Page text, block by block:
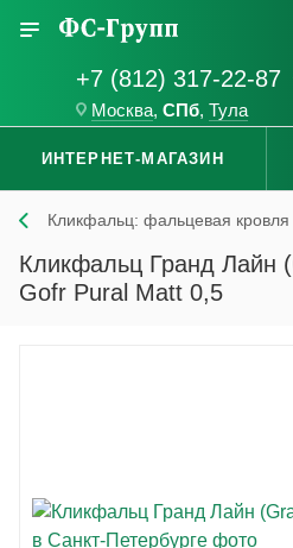
+7 (812) 317-22-87
Москва, СПб, Тула
ИНТЕРНЕТ-МАГАЗИН
Кликфальц: фальцевая кровля
Кликфальц Гранд Лайн
Gofr Pural Matt 0,5